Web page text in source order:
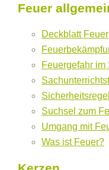
Feuer
Deckblatt Feuer
Feuergefahr im
Suchsel zum
Umgang mit
Was ist Feuer?